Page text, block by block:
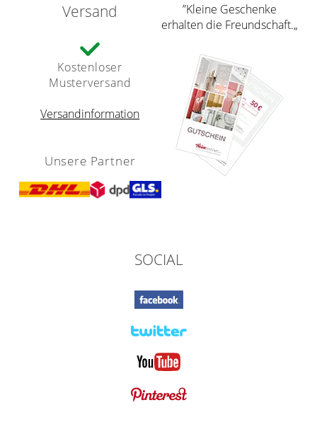
Versand
Kostenloser
Musterversand
Versandinformation
Unsere Partner
”Kleine Geschenke
erhalten die Freundschaft.„
SOCIAL